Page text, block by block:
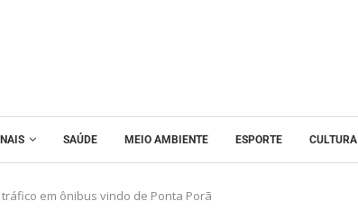
SAÚDE MEIO AMBIENTE ESPORTE CULTURA
em ônibus vindo de Ponta Porã